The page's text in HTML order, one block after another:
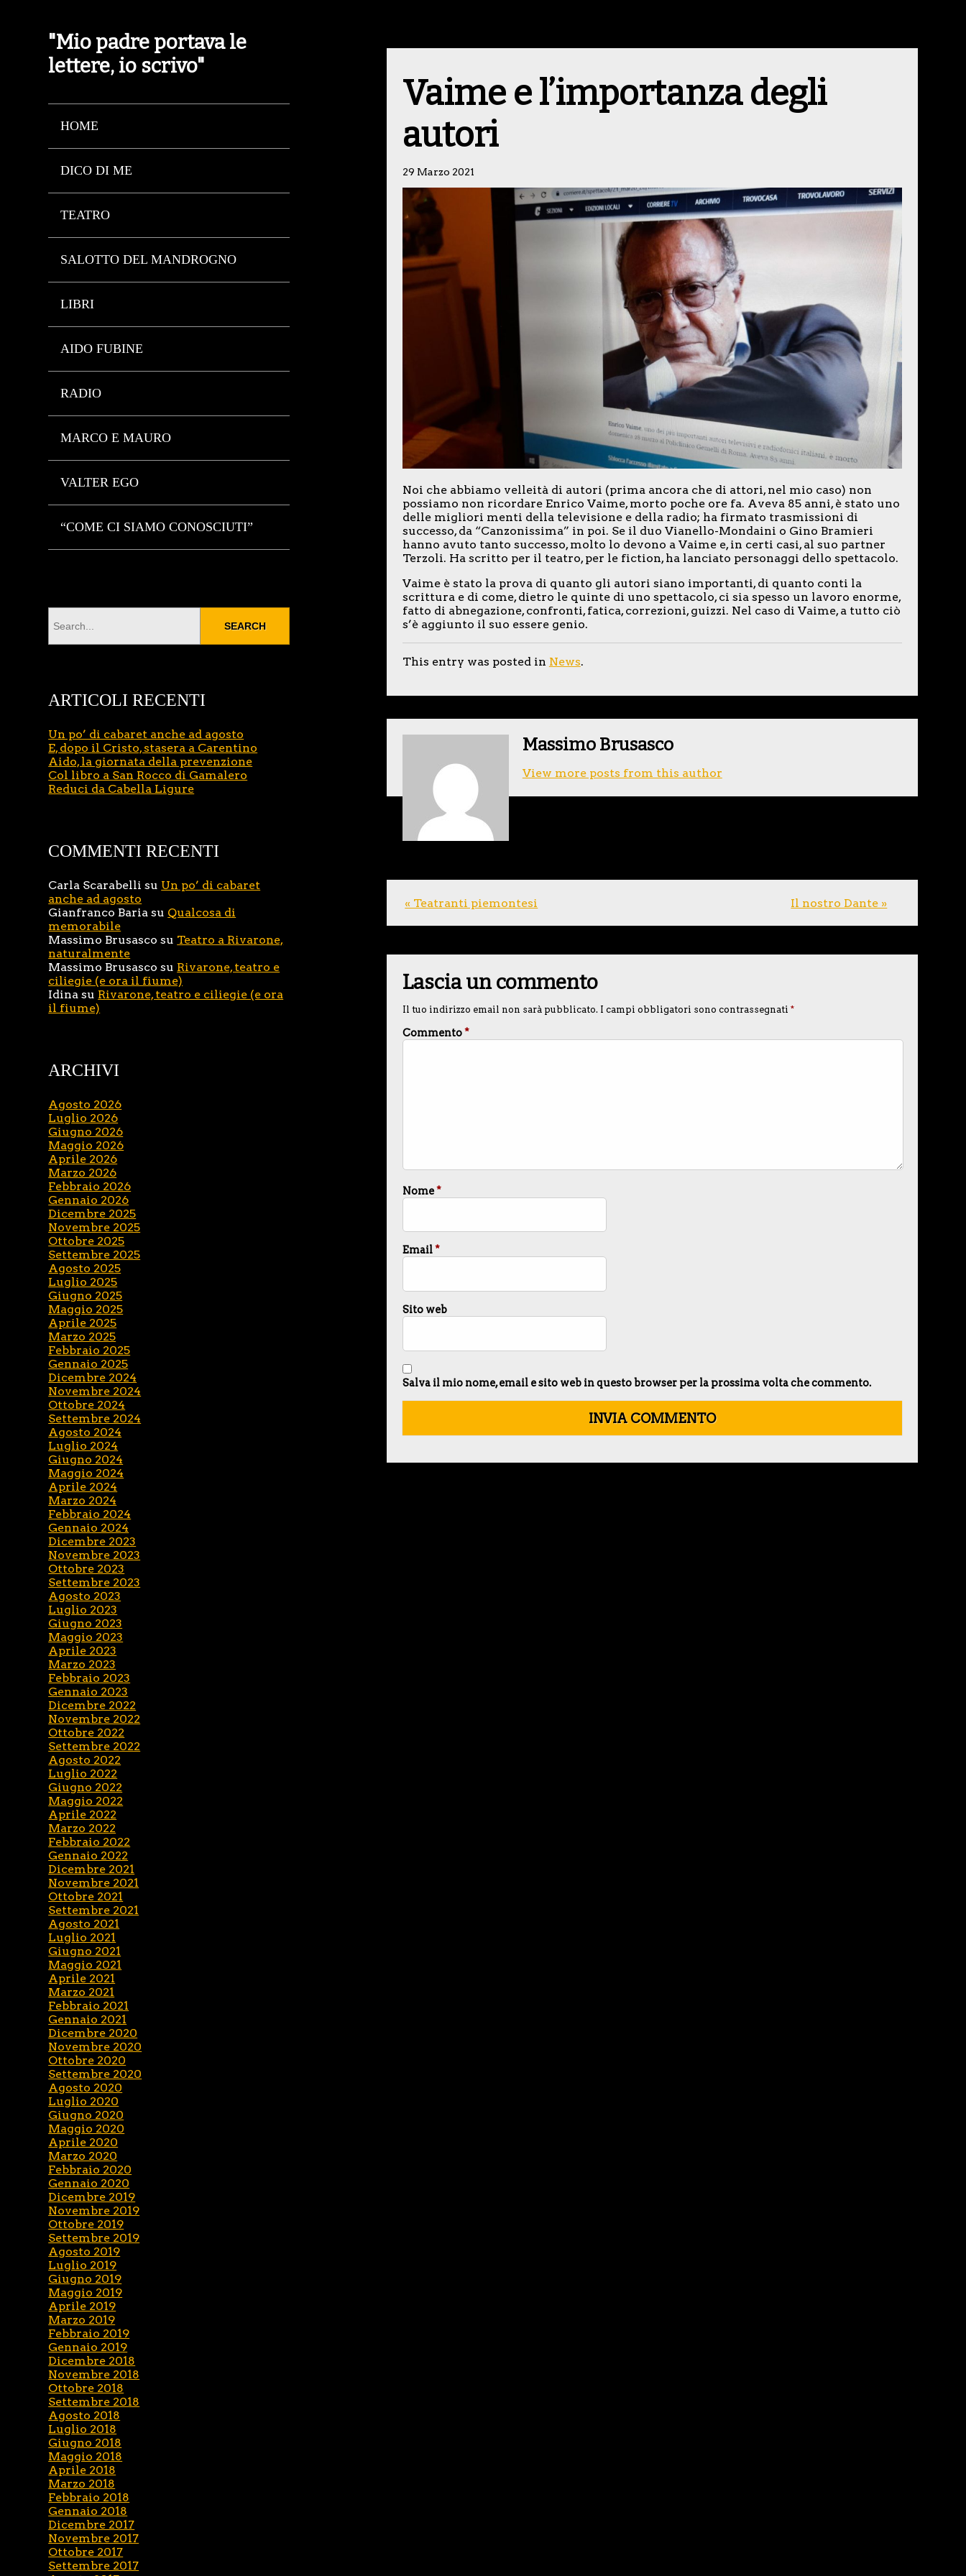
"Mio padre portava le
lettere, io scrivo"
HOME
DICO DI ME
TEATRO
SALOTTO DEL MANDROGNO
LIBRI
AIDO FUBINE
RADIO
MARCO E MAURO
VALTER EGO
“COME CI SIAMO CONOSCIUTI”
Vaime e l’importanza degli
autori
29 Marzo 2021
Noi che abbiamo velleità di autori (prima ancora che di attori, nel mio caso) non
possiamo non ricordare Enrico Vaime, morto poche ore fa. Aveva 85 anni, è stato uno
delle migliori menti della televisione e della radio; ha firmato trasmissioni di
successo, da “Canzonissima” in poi. Se il duo Vianello-Mondaini o Gino Bramieri
hanno avuto tanto successo, molto lo devono a Vaime e, in certi casi, al suo partner
Terzoli. Ha scritto per il teatro, per le fiction, ha lanciato personaggi dello spettacolo.
Vaime è stato la prova di quanto gli autori siano importanti, di quanto conti la
scrittura e di come, dietro le quinte di uno spettacolo, ci sia spesso un lavoro enorme,
fatto di abnegazione, confronti, fatica, correzioni, guizzi. Nel caso di Vaime, a tutto ciò
s’è aggiunto il suo essere genio.
This entry was posted in News.
Massimo Brusasco
View more posts from this author
« Teatranti piemontesi Il nostro Dante »
Lascia un commento
Il tuo indirizzo email non sarà pubblicato. I campi obbligatori sono contrassegnati *
Commento*
Nome*
Email*
Sito web
Salva il mio nome, email e sito web in questo browser per la prossima volta che commento.
ARTICOLI RECENTI
Un po’ di cabaret anche ad agosto
E, dopo il Cristo, stasera a Carentino
Aido, la giornata della prevenzione
Col libro a San Rocco di Gamalero
Reduci da Cabella Ligure
COMMENTI RECENTI
Carla Scarabelli su Un po’ di cabaret
anche ad agosto
Gianfranco Baria su Qualcosa di
memorabile
Massimo Brusasco su Teatro a Rivarone,
naturalmente
Massimo Brusasco su Rivarone, teatro e
ciliegie (e ora il fiume)
Idina su Rivarone, teatro e ciliegie (e ora
il fiume)
ARCHIVI
Agosto 2026
Luglio 2026
Giugno 2026
Maggio 2026
Aprile 2026
Marzo 2026
Febbraio 2026
Gennaio 2026
Dicembre 2025
Novembre 2025
Ottobre 2025
Settembre 2025
Agosto 2025
Luglio 2025
Giugno 2025
Maggio 2025
Aprile 2025
Marzo 2025
Febbraio 2025
Gennaio 2025
Dicembre 2024
Novembre 2024
Ottobre 2024
Settembre 2024
Agosto 2024
Luglio 2024
Giugno 2024
Maggio 2024
Aprile 2024
Marzo 2024
Febbraio 2024
Gennaio 2024
Dicembre 2023
Novembre 2023
Ottobre 2023
Settembre 2023
Agosto 2023
Luglio 2023
Giugno 2023
Maggio 2023
Aprile 2023
Marzo 2023
Febbraio 2023
Gennaio 2023
Dicembre 2022
Novembre 2022
Ottobre 2022
Settembre 2022
Agosto 2022
Luglio 2022
Giugno 2022
Maggio 2022
Aprile 2022
Marzo 2022
Febbraio 2022
Gennaio 2022
Dicembre 2021
Novembre 2021
Ottobre 2021
Settembre 2021
Agosto 2021
Luglio 2021
Giugno 2021
Maggio 2021
Aprile 2021
Marzo 2021
Febbraio 2021
Gennaio 2021
Dicembre 2020
Novembre 2020
Ottobre 2020
Settembre 2020
Agosto 2020
Luglio 2020
Giugno 2020
Maggio 2020
Aprile 2020
Marzo 2020
Febbraio 2020
Gennaio 2020
Dicembre 2019
Novembre 2019
Ottobre 2019
Settembre 2019
Agosto 2019
Luglio 2019
Giugno 2019
Maggio 2019
Aprile 2019
Marzo 2019
Febbraio 2019
Gennaio 2019
Dicembre 2018
Novembre 2018
Ottobre 2018
Settembre 2018
Agosto 2018
Luglio 2018
Giugno 2018
Maggio 2018
Aprile 2018
Marzo 2018
Febbraio 2018
Gennaio 2018
Dicembre 2017
Novembre 2017
Ottobre 2017
Settembre 2017